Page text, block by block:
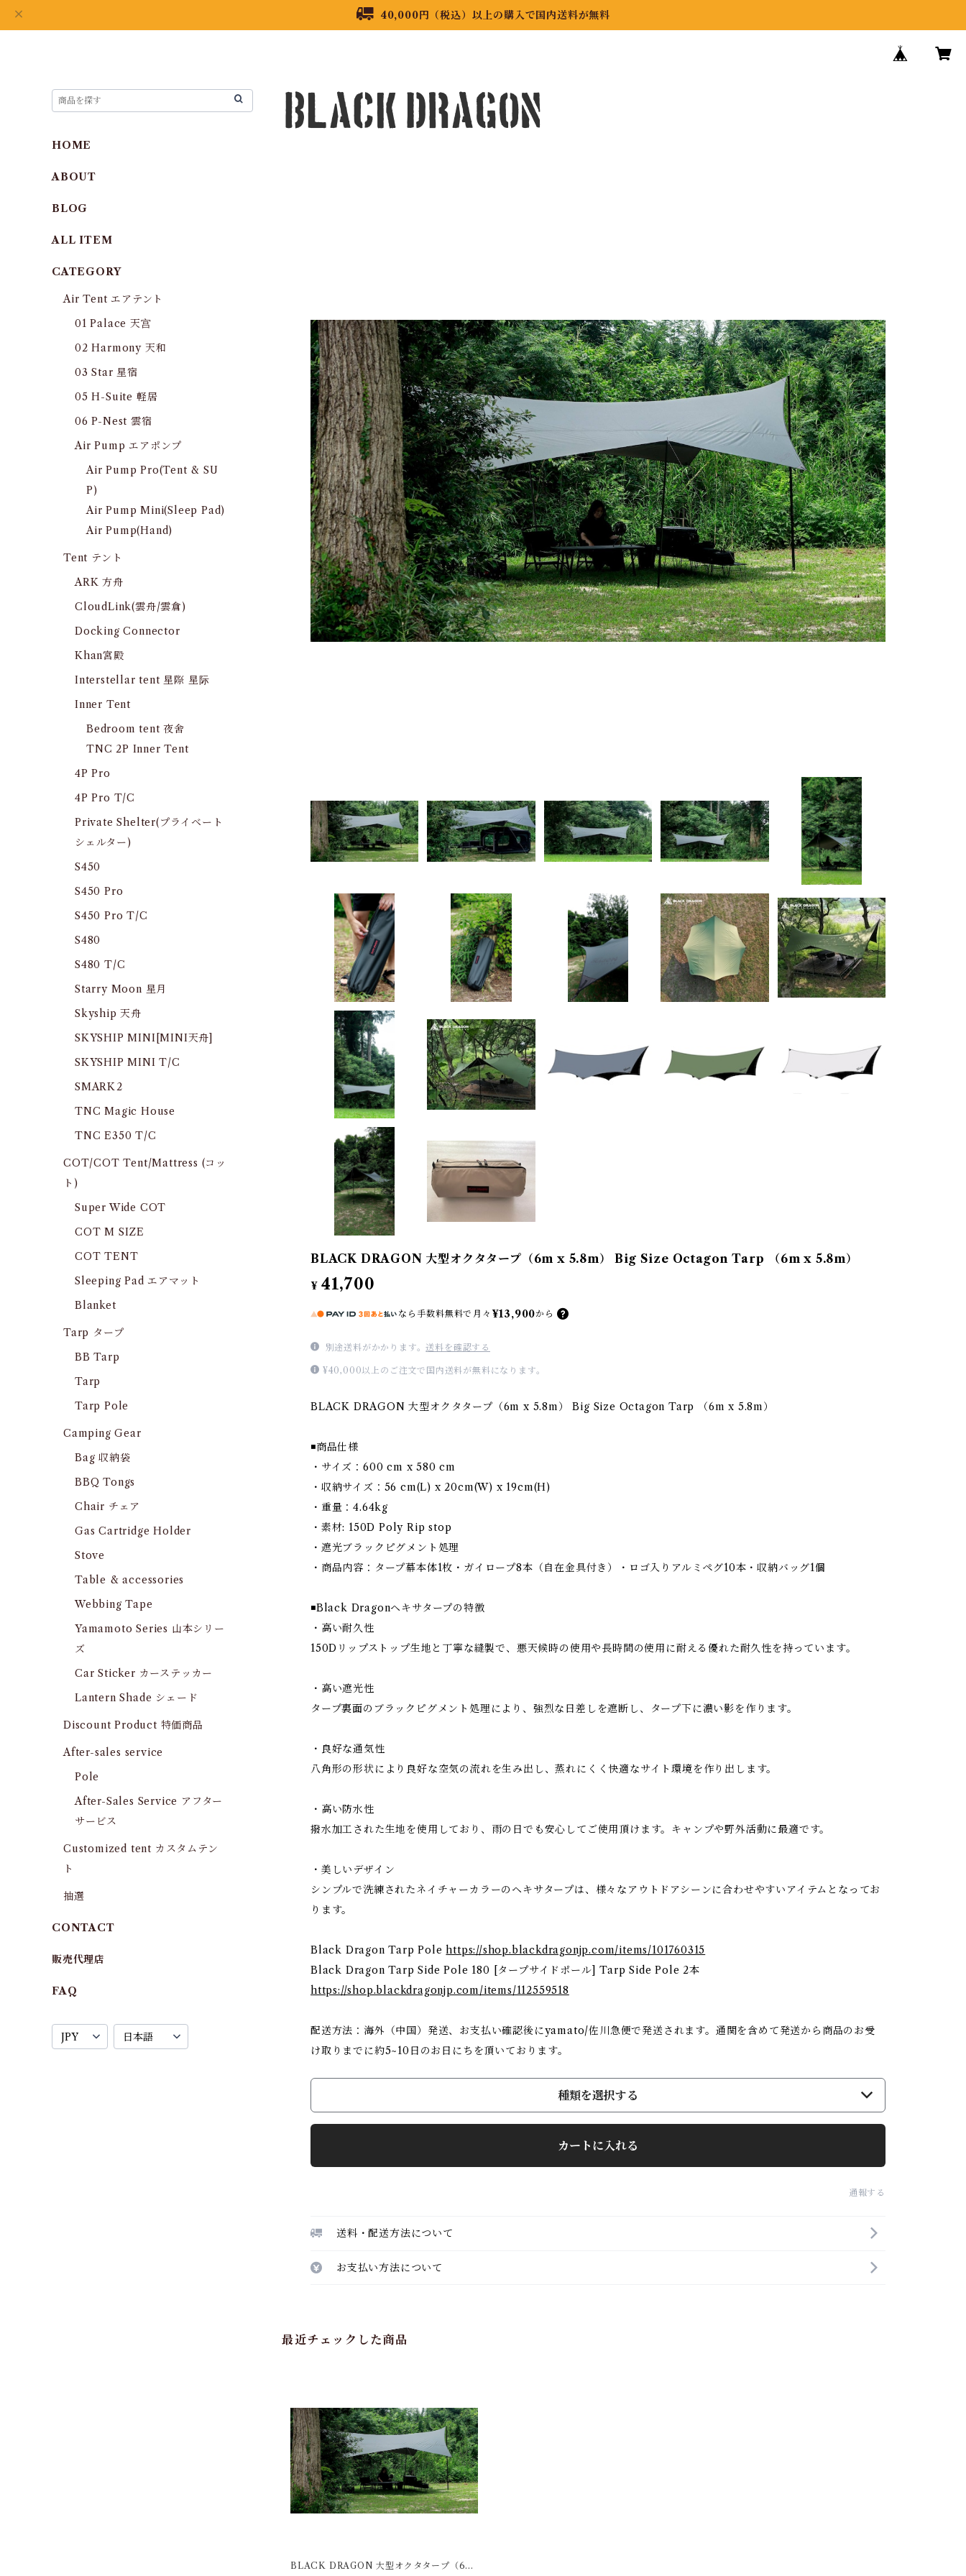
40,000円（税込）以上の購入で国内送料が無料
BLACK DRAGON 大型オクタタープ（6m x 5.8m） Big Size Octagon Tarp （6m x 5.8m）
¥ 41,700
なら 手数料無料で 月々 ¥13,900から
別途送料がかかります。送料を確認する
¥40,000以上のご注文で国内送料が無料になります。
BLACK DRAGON 大型オクタタープ（6m x 5.8m） Big Size Octagon Tarp （6m x 5.8m）
◾️商品仕様
・サイズ：600 cm x 580 cm
・収納サイズ：56 cm(L) x 20cm(W) x 19cm(H)
・重量：4.64kg
・素材: 150D Poly Rip stop
・遮光ブラックピグメント処理
・商品内容：タープ幕本体1枚・ガイロープ8本（自在金具付き）・ロゴ入りアルミペグ10本・収納バッグ1個
◾️Black Dragonヘキサタープの特徴
・高い耐久性
150Dリップストップ生地と丁寧な縫製で、悪天候時の使用や長時間の使用に耐える優れた耐久性を持っています。
・高い遮光性
タープ裏面のブラックピグメント処理により、強烈な日差しを遮断し、タープ下に濃い影を作ります。
・良好な通気性
八角形の形状により良好な空気の流れを生み出し、蒸れにくく快適なサイト環境を作り出します。
・高い防水性
撥水加工された生地を使用しており、雨の日でも安心してご使用頂けます。キャンプや野外活動に最適です。
・美しいデザイン
シンプルで洗練されたネイチャーカラーのヘキサタープは、様々なアウトドアシーンに合わせやすいアイテムとなってお
ります。
Black Dragon Tarp Polehttps://shop.blackdragonjp.com/items/101760315
Black Dragon Tarp Side Pole 180 [タープサイドポール] Tarp Side Pole 2本
https://shop.blackdragonjp.com/items/112559518
配送方法：海外（中国）発送、お支払い確認後にyamato/佐川急便で発送されます。通関を含めて発送から商品のお受
け取りまでに約5~10日のお日にちを頂いております。
種類を選択する
カートに入れる
通報する
送料・配送方法について
お支払い方法について
最近チェックした商品
BLACK DRAGON 大型オクタタープ（6m
HOME
ABOUT
BLOG
ALL ITEM
CATEGORY
Air Tent エアテント
01 Palace 天宫
02 Harmony 天和
03 Star 星宿
05 H-Suite 軽居
06 P-Nest 雲宿
Air Pump エアポンプ
Air Pump Pro(Tent & SU
P)
Air Pump Mini(Sleep Pad)
Air Pump(Hand)
Tent テント
ARK 方舟
CloudLink(雲舟/雲倉)
Docking Connector
Khan宮殿
Interstellar tent 星際 星际
Inner Tent
Bedroom tent 夜舍
TNC 2P Inner Tent
4P Pro
4P Pro T/C
Private Shelter(プライベート
シェルター)
S450
S450 Pro
S450 Pro T/C
S480
S480 T/C
Starry Moon 星月
Skyship 天舟
SKYSHIP MINI[MINI天舟]
SKYSHIP MINI T/C
SMARK2
TNC Magic House
TNC E350 T/C
COT/COT Tent/Mattress (コッ
ト)
Super Wide COT
COT M SIZE
COT TENT
Sleeping Pad エアマット
Blanket
Tarp タープ
BB Tarp
Tarp
Tarp Pole
Camping Gear
Bag 収納袋
BBQ Tongs
Chair チェア
Gas Cartridge Holder
Stove
Table & accessories
Webbing Tape
Yamamoto Series 山本シリー
ズ
Car Sticker カーステッカー
Lantern Shade シェード
Discount Product 特価商品
After-sales service
Pole
After-Sales Service アフター
サービス
Customized tent カスタムテン
ト
抽選
CONTACT
販売代理店
FAQ